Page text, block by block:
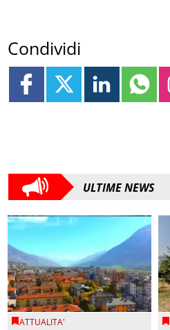
Condividi
ULTIME NEWS
ATTUALITA'